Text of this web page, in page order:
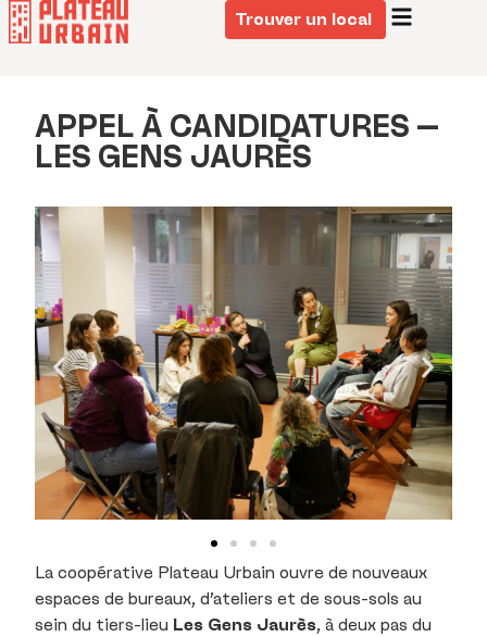
Trouver un local
APPEL À CANDIDATURES –
LES GENS JAURÈS
La coopérative Plateau Urbain ouvre de nouveaux
espaces de bureaux, d’ateliers et de sous-sols au
sein du tiers-lieu Les Gens Jaurès, à deux pas du